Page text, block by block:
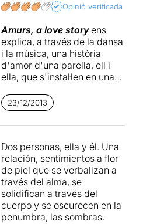
espectacle. Al marge de les
estat impecable. No us
queden massa dies per no
perdre's l'espectacle.
Llegir més
Opinió verificada
Amurs, a love storyens
explica, a través de la dansa
i la música, una història
d'amor d'una parella, ell i
ella, que s'instal·len en una
la seva vida, amb els seus
moments àlgids, moments
tràgics, moments de gelosia
d'amor pur. A través de set
artistes: dos cantants, quatre
ballarins i una pianista, ens
submergeixen en els
sentiments més profunds
d'aquesta parella, el cos i
ànima de la qual estan
23/12/2013
Dos personas, ella y él. Una
relación, sentimientos a flor
de piel que se verbalizan a
través del alma, se
solidifican a través del
cuerpo y se oscurecen en la
penumbra, las sombras.